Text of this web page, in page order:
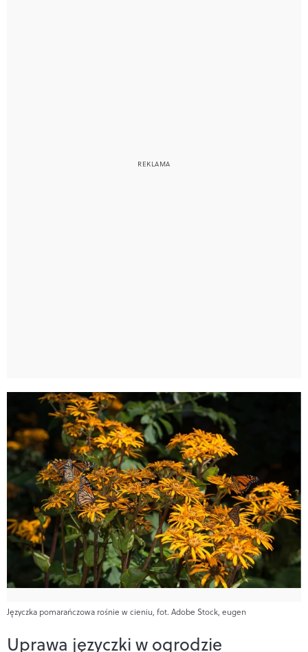
Języczka pomarańczowa rośnie w cieniu, fot. Adobe Stock, eugen
Uprawa języczki w ogrodzie